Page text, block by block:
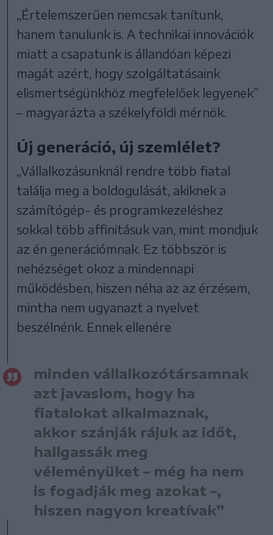
„Értelemszerűen nemcsak tanítunk,
hanem tanulunk is. A technikai innovációk
miatt a csapatunk is állandóan képezi
magát azért, hogy szolgáltatásaink
elismertségünkhöz megfelelőek legyenek”
– magyarázta a székelyföldi mérnök.
Új generáció, új szemlélet?
„Vállalkozásunknál rendre több fiatal
találja meg a boldogulását, akiknek a
számítógép- és programkezeléshez
sokkal több affinitásuk van, mint mondjuk
az én generációmnak. Ez többször is
nehézséget okoz a mindennapi
működésben, hiszen néha az az érzésem,
mintha nem ugyanazt a nyelvet
beszélnénk. Ennek ellenére
minden vállalkozótársamnak
azt javaslom, hogy ha
fiatalokat alkalmaznak,
akkor szánják rájuk az időt,
hallgassák meg
véleményüket – még ha nem
is fogadják meg azokat –,
hiszen nagyon kreatívak”